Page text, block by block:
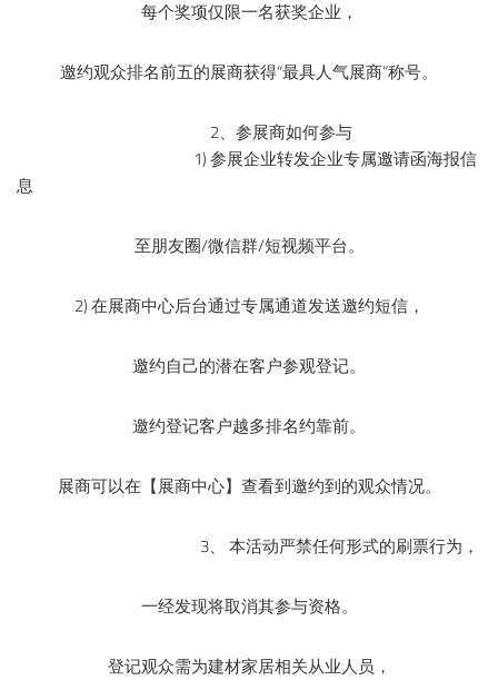
每个奖项仅限一名获奖企业，
邀约观众排名前五的展商获得“最具人气展商”称号。
2、参展商如何参与
1) 参展企业转发企业专属邀请函海报信
息
至朋友圈/微信群/短视频平台。
2) 在展商中心后台通过专属通道发送邀约短信，
邀约自己的潜在客户参观登记。
邀约登记客户越多排名约靠前。
展商可以在【展商中心】查看到邀约到的观众情况。
3、 本活动严禁任何形式的刷票行为，
一经发现将取消其参与资格。
登记观众需为建材家居相关从业人员，